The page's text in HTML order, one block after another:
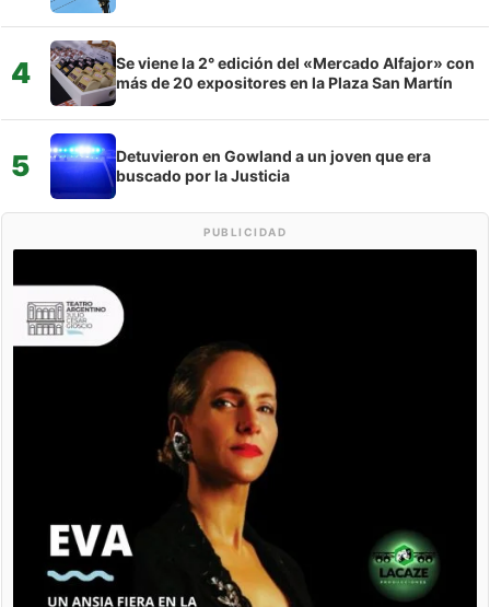
4
Se viene la 2° edición del «Mercado Alfajor» con
más de 20 expositores en la Plaza San Martín
5
Detuvieron en Gowland a un joven que era
buscado por la Justicia
PUBLICIDAD